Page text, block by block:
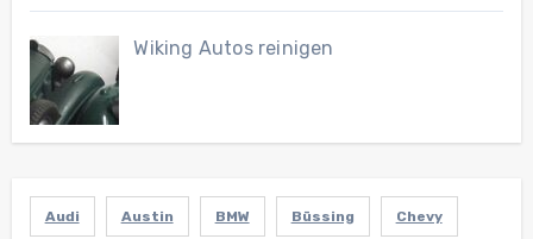
Wiking Autos reinigen
Audi Austin BMW Büssing Chevy